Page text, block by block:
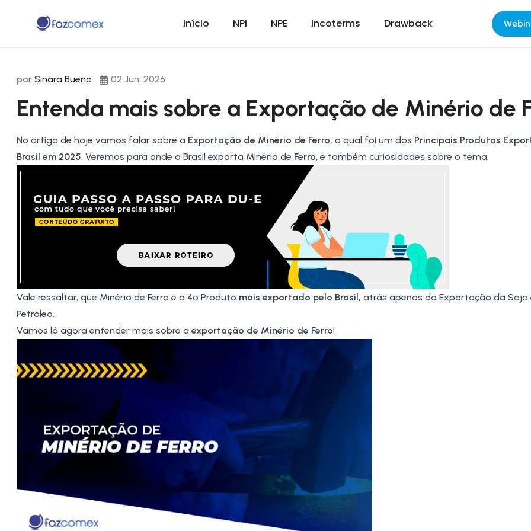
Início NPI NPE Incoterms Drawback
por Sinara Bueno 02 Jun, 2026
Entenda mais sobre a Exportação de Minério de
No artigo de hoje vamos falar sobre a Exportação de Minério de Ferro, o qual foi um dos Principais Produtos
Brasil em 2025. Veremos para onde o Brasil exporta Minério de Ferro, e também curiosidades sobre o tema.
Vale ressaltar, que Minério de Ferro é o 4º Produto mais exportado pelo Brasil, atrás apenas da Exportação da Soja
Petróleo.
Vamos lá agora entender mais sobre a exportação de Minério de Ferro!